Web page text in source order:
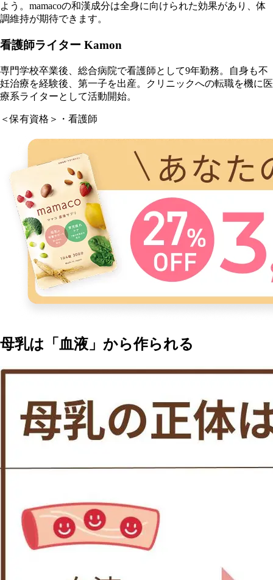
よう。mamacoの和漢成分は全身に向けられた効果があり、体
調維持が期待できます。
看護師ライター Kamon
専門学校卒業後、総合病院で看護師として9年勤務。自身も不
妊治療を経験後、第一子を出産。クリニックへの転職を機に医
療系ライターとして活動開始。
＜保有資格＞・看護師
母乳は「血液」から作られる